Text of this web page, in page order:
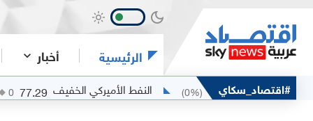
الرئيسية أخبار
#اقتصاد_سكاي
79.53
0
(0%) النفط الأميركي الخفيف 77.29
0
(0 %)